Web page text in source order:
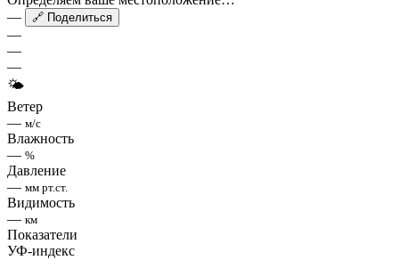
—
🔗 Поделиться
—
—
—
🌤
Ветер
— м/с
Влажность
— %
Давление
— мм рт.ст.
Видимость
— км
Показатели
УФ-индекс